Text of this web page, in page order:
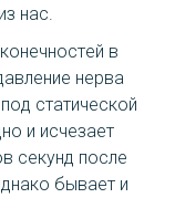
нас.
в
нерва
статической
и исчезает
секунд после
бывает и